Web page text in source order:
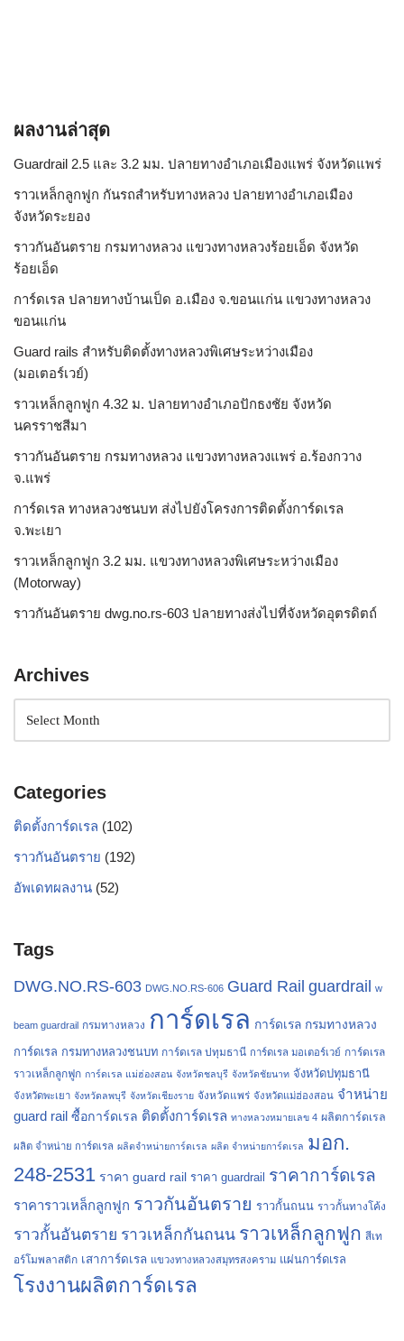
ผลงานล่าสุด
Guardrail 2.5 และ 3.2 มม. ปลายทางอำเภอเมืองแพร่ จังหวัดแพร่
ราวเหล็กลูกฟูก กันรถสําหรับทางหลวง ปลายทางอำเภอเมือง
จังหวัดระยอง
ราวกันอันตราย กรมทางหลวง แขวงทางหลวงร้อยเอ็ด จังหวัด
ร้อยเอ็ด
การ์ดเรล ปลายทางบ้านเป็ด อ.เมือง จ.ขอนแก่น แขวงทางหลวง
ขอนแก่น
Guard rails สำหรับติดตั้งทางหลวงพิเศษระหว่างเมือง
(มอเตอร์เวย์)
ราวเหล็กลูกฟูก 4.32 ม. ปลายทางอำเภอปักธงชัย จังหวัด
นครราชสีมา
ราวกันอันตราย กรมทางหลวง แขวงทางหลวงแพร่ อ.ร้องกวาง
จ.แพร่
การ์ดเรล ทางหลวงชนบท ส่งไปยังโครงการติดตั้งการ์ดเรล
จ.พะเยา
ราวเหล็กลูกฟูก 3.2 มม. แขวงทางหลวงพิเศษระหว่างเมือง
(Motorway)
ราวกันอันตราย dwg.no.rs-603 ปลายทางส่งไปที่จังหวัดอุตรดิตถ์
Archives
Categories
ติดตั้งการ์ดเรล (102)
ราวกันอันตราย (192)
อัพเดทผลงาน (52)
Tags
DWG.NO.RS-603 DWG.NO.RS-606 Guard Rail guardrail w
beam guardrail กรมทางหลวง การ์ดเรล การ์ดเรล กรมทางหลวง
การ์ดเรล กรมทางหลวงชนบท การ์ดเรล ปทุมธานี การ์ดเรล มอเตอร์เวย์ การ์ดเรล
ราวเหล็กลูกฟูก การ์ดเรล แม่ฮ่องสอน จังหวัดชลบุรี จังหวัดชัยนาท จังหวัดปทุมธานี
จังหวัดพะเยา จังหวัดลพบุรี จังหวัดเชียงราย จังหวัดแพร่ จังหวัดแม่ฮ่องสอน จำหน่าย
guard rail ซื้อการ์ดเรล ติดตั้งการ์ดเรล ทางหลวงหมายเลข 4 ผลิตการ์ดเรล
ผลิต จำหน่าย การ์ดเรล ผลิตจำหน่ายการ์ดเรล ผลิต จำหน่ายการ์ดเรล มอก.
248-2531 ราคา guard rail ราคา guardrail ราคาการ์ดเรล
ราคาราวเหล็กลูกฟูก ราวกันอันตราย ราวกั้นถนน ราวกั้นทางโค้ง
ราวกั้นอันตราย ราวเหล็กกันถนน ราวเหล็กลูกฟูก สีเท
อร์โมพลาสติก เสาการ์ดเรล แขวงทางหลวงสมุทรสงคราม แผ่นการ์ดเรล
โรงงานผลิตการ์ดเรล